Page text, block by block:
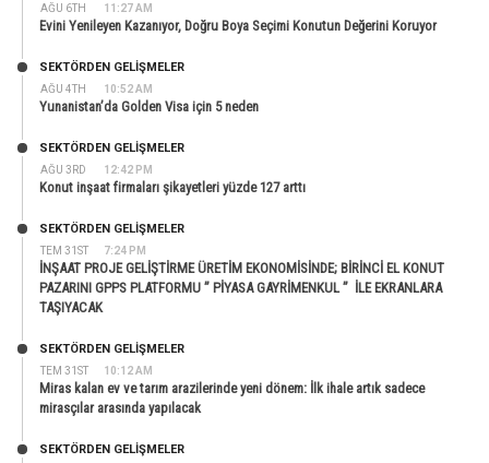
AĞU 6TH 11:27 AM
Evini Yenileyen Kazanıyor, Doğru Boya Seçimi Konutun Değerini Koruyor
AĞU 4TH 10:52 AM
SEKTÖRDEN GELIŞMELER
Yunanistan’da Golden Visa için 5 neden
AĞU 3RD 12:42 PM
SEKTÖRDEN GELIŞMELER
Konut inşaat firmaları şikayetleri yüzde 127 arttı
TEM 31ST 7:24 PM
SEKTÖRDEN GELIŞMELER
İNŞAAT PROJE GELİŞTİRME ÜRETİM EKONOMİSİNDE; BİRİNCİ EL KONUT
PAZARINI GPPS PLATFORMU ” PİYASA GAYRİMENKUL ” İLE EKRANLARA
TAŞIYACAK
TEM 31ST 10:12 AM
SEKTÖRDEN GELIŞMELER
Miras kalan ev ve tarım arazilerinde yeni dönem: İlk ihale artık sadece
mirasçılar arasında yapılacak
SEKTÖRDEN GELIŞMELER